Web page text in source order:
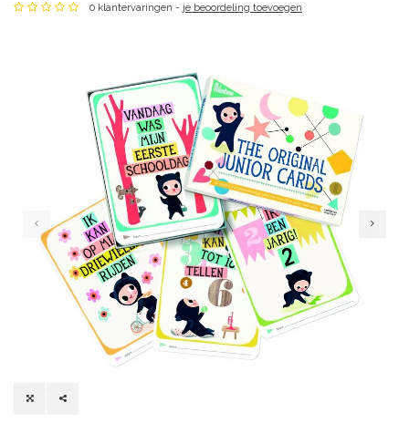
0 klantervaringen - je beoordeling toevoegen